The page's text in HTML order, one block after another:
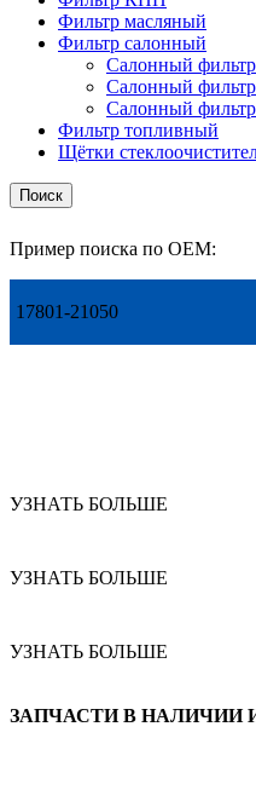
Фильтр масляный
Фильтр салонный
Салонный
Салонный
Салонный
Фильтр топливный
Щётки
Поиск
Пример поиска по OEM:
17801-21050
УЗНАТЬ БОЛЬШЕ
УЗНАТЬ БОЛЬШЕ
УЗНАТЬ БОЛЬШЕ
ЗАПЧАСТИ В НАЛИЧИИ